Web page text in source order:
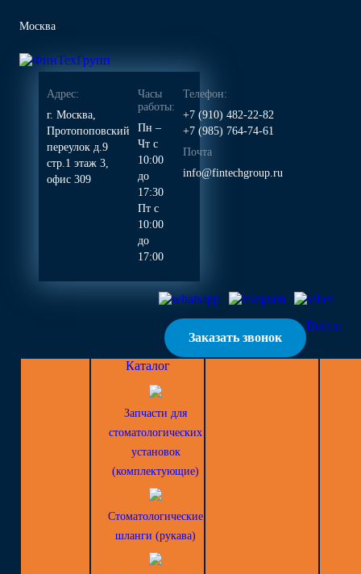
Москва
Адрес:
г. Москва,
Протопоповский
переулок д.9
стр.1 этаж 3,
офис 309
Часы
работы:
Пн –
Чт с
10:00
до
17:30
Пт с
10:00
до
17:00
Телефон:
+7 (910) 482-22-82
+7 (985) 764-74-61
Почта
info@fintechgroup.ru
Заказать звонок
Войти
Каталог
Запчасти для
стоматологических
установок
(комплектующие)
Стоматологические
шланги (рукава)